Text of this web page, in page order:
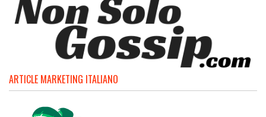
ARTICLE MARKETING ITALIANO